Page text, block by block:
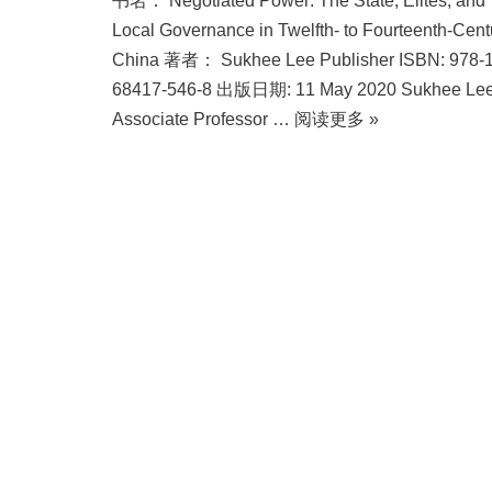
Local Governance in Twelfth- to Fourteenth-
China 著者： Sukhee Lee Publisher ISBN: 978-
68417-546-8 出版日期: 11 May 2020 Sukhee
Associate Professor … 阅读更多 »